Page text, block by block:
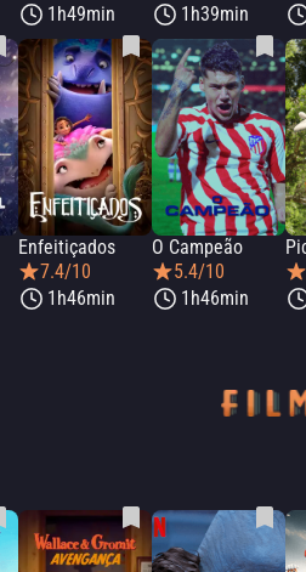
1h49min
1h39min
Enfeitiçados
7.4/10
1h46min
O Campeão
5.4/10
1h46min